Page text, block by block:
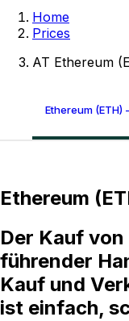
Home
Prices
AT Ethereum
Ethereum (ETH) -
Ethereum
Der Kauf von
führender
Kauf und
ist einfach,